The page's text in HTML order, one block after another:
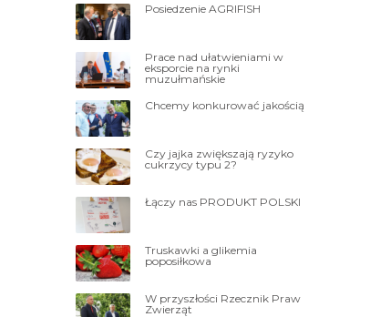
Posiedzenie AGRIFISH
Prace nad ułatwieniami w
eksporcie na rynki
muzułmańskie
Chcemy konkurować jakością
Czy jajka zwiększają ryzyko
cukrzycy typu 2?
Łączy nas PRODUKT POLSKI
Truskawki a glikemia
poposiłkowa
W przyszłości Rzecznik Praw
Zwierząt